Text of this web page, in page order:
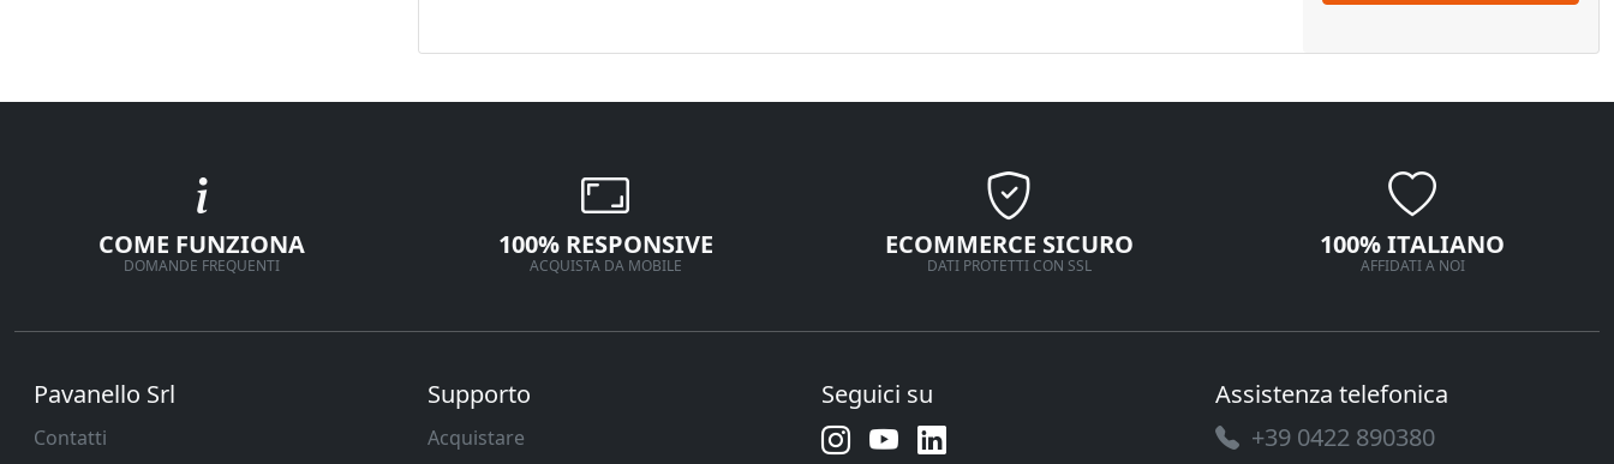
COME FUNZIONA
DOMANDE FREQUENTI
100% RESPONSIVE
ACQUISTA DA MOBILE
ECOMMERCE SICURO
DATI PROTETTI CON SSL
100% ITALIANO
AFFIDATI A NOI
Pavanello Srl
Contatti
Supporto
Acquistare
Seguici su
Assistenza telefonica
+39 0422 890380